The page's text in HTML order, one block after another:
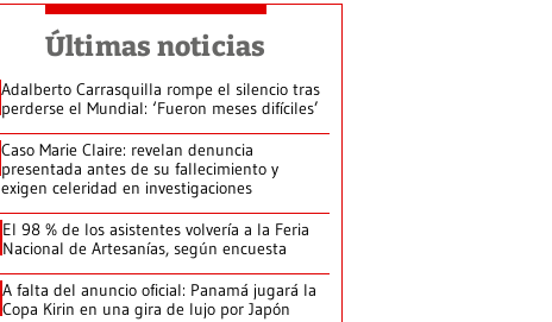
Últimas noticias
Adalberto Carrasquilla rompe el silencio tras
perderse el Mundial: ‘Fueron meses difíciles’
Caso Marie Claire: revelan denuncia
presentada antes de su fallecimiento y
exigen celeridad en investigaciones
El 98 % de los asistentes volvería a la Feria
Nacional de Artesanías, según encuesta
A falta del anuncio oficial: Panamá jugará la
Copa Kirin en una gira de lujo por Japón